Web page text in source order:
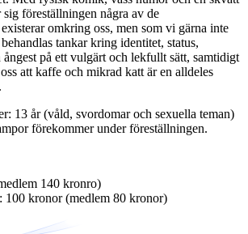
föreställningen några av de
omkring oss, men som vi gärna inte
tankar kring identitet, status,
på ett vulgärt och lekfullt sätt, samtidigt
att kaffe och mikrad katt är en alldeles
13 år (våld, svordomar och sexuella teman)
förekommer under föreställningen.
140 kronro)
100 kronor (medlem 80 kronor)